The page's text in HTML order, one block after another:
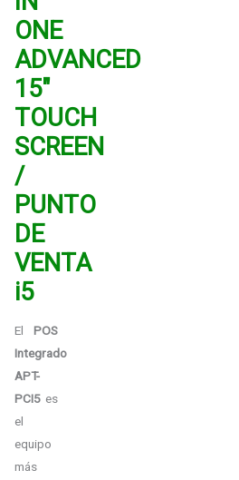
ONE
ADVANCED
15″
TOUCH
SCREEN
/
PUNTO
DE
VENTA
i5
El POS
Integrado
APT-
PCI5 es
el
equipo
más